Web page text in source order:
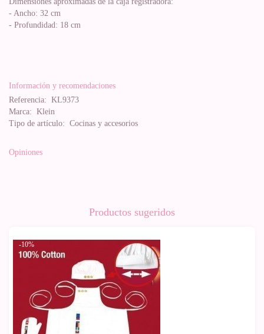
- Ancho: 32 cm
- Profundidad: 18 cm
Información y recomendaciones
Referencia: KL9373
Marca: Klein
Tipo de artículo: Cocinas y accesorios
Opiniones
Productos sugeridos
-10%